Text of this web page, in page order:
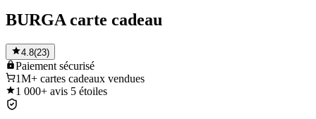
BURGA carte cadeau
4.8(23)
Paiement sécurisé
1M+ cartes cadeaux vendues
1 000+ avis 5 étoiles